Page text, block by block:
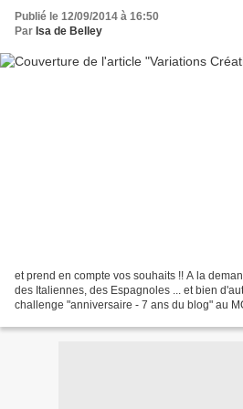
Publié le 12/09/2014 à 16:50
Par Isa de Belley
et prend en compte vos souhaits !! A la
des Italiennes, des Espagnoles ... et bien
challenge "anniversaire - 7 ans du blog" au